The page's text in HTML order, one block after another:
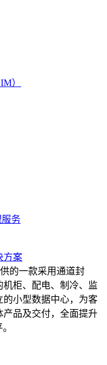
）
务
方案
的一款采用通道封
机柜、配电、制冷、监
的小型数据中心，为客
产品及交付，全面提升